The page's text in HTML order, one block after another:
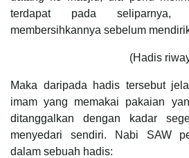
terdapat pada
membersihkannya sebelum
(Hadis
Maka daripada hadis tersebut
imam yang memakai pakaian
ditanggalkan dengan kadar
menyedari sendiri. Nabi SAW
dalam sebuah hadis: